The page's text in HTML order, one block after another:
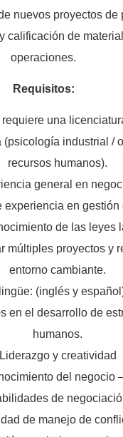
nuevos proyectos de
calificación de
operaciones.
Requisitos:
requiere una
(psicología industrial /
recursos humanos).
general en
experiencia en
de las leyes
múltiples proyectos y
entorno cambiante.
(inglés y
en el desarrollo de
humanos.
Liderazgo y creatividad
del negocio
de
de manejo de